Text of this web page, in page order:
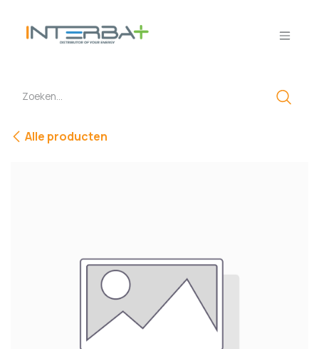
Alle producten